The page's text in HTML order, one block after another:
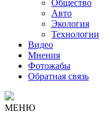
Общество
Авто
Экология
Технологии
Видео
Мнения
Фотожабы
Обратная связь
МЕНЮ